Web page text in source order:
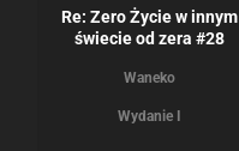
Re: Zero Życie w innym
świecie od zera #28
Waneko
Wydanie I